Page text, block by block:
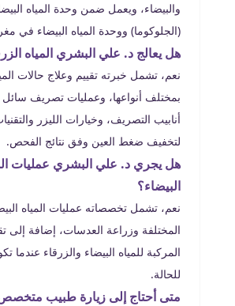
والبيضاء، ويعمل ضمن وحدة المياه
(الجلوكوما) ووحدة المياه البيضاء في
هل يعالج د. علي البشري المياه
نعم، تشمل خبرته تقييم وعلاج حالات
بمختلف أنواعها، وعمليات تصريف سائل
أنابيب التصريف، وخيارات الليزر
لتخفيف ضغط العين وفق نتائج الفحص.
هل يجري د. علي البشري عمليات
البيضاء؟
نعم، تشمل تخصصاته عمليات المياه
المختلفة وزراعة العدسات، إضافة إلى
المركبة للمياه البيضاء والزرقاء عندما
للحالة.
متى أحتاج إلى زيارة طبيب